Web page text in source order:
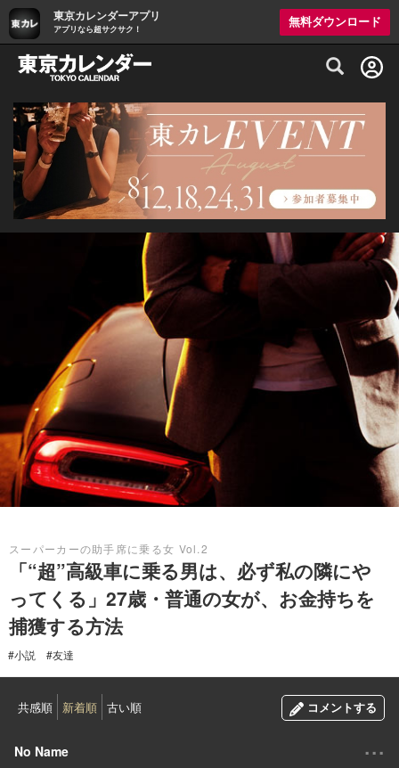
東京カレンダーアプリ
アプリなら超サクサク！
無料ダウンロード
グルメ情報・プレミアムレストラン予約
スーパーカーの助手席に乗る女 Vol.2
「“超”高級車に乗る男は、必ず私の隣にや
ってくる」27歳・普通の女が、お金持ちを
捕獲する方法
#小説 #友達
共感順 新着順 古い順 コメントする
No Name ...